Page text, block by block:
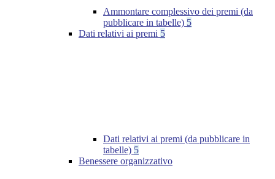
Ammontare complessivo dei premi (da
pubblicare in tabelle) 5
Dati relativi ai premi 5
Dati relativi ai premi (da pubblicare in
tabelle) 5
Benessere organizzativo